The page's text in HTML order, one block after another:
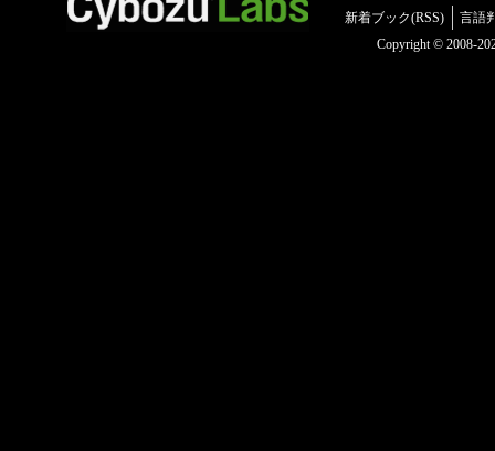
新着ブック(RSS)
言語
Copyright © 2008-